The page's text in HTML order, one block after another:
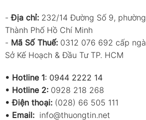
-Địa chỉ: 232/14 Đường Số 9,
Thành Phố Hồ Chí Minh
- Mã Số Thuế: 0312 076 692 cấp
Sở Kế Hoạch & Đầu Tư TP. HCM
• Hotline 1: 0944 2222 14
• Hotline 2: 0928 218 268
• Điện thoại: (028) 66 505 111
• Email: info@thuongtin.net